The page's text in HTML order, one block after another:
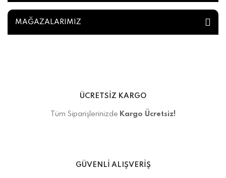
MAĞAZALARIMIZ
ÜCRETSİZ KARGO
Tüm Siparişlerinizde Kargo Ücretsiz!
GÜVENLİ ALIŞVERİŞ